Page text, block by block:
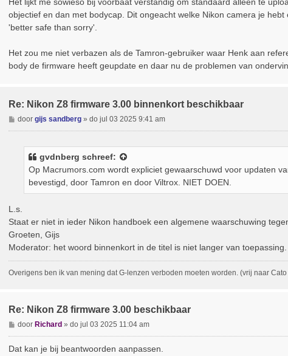
c
h
objectief en dan met bodycap. Dit ongeacht welke Nikon camera je
'better safe than sorry'.
Het zou me niet verbazen als de Tamron-gebruiker waar Henk aan
body de firmware heeft geupdate en daar nu de problemen van
Re: Nikon Z8 firmware 3.00 binnenkort beschikbaar
B
e
doorgijs sandberg »do jul 03 2025 9:41 am
gvdnberg schreef:
Op Macrumors.com wordt expliciet gewaarschuwd voor updaten
bevestigd, door Tamron en door Viltrox. NIET DOEN.
L.s.
Staat er niet in ieder Nikon handboek een algemene waarschuwing
Groeten, Gijs
Moderator: het woord binnenkort in de titel is niet langer van toepassing.
Overigens ben ik van mening dat G-lenzen verboden moeten worden. (vrij naar
Re: Nikon Z8 firmware 3.00 beschikbaar
B
e
doorRichard »do jul 03 2025 11:04 am
Dat kan je bij beantwoorden aanpassen.